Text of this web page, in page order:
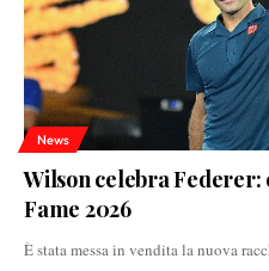
News
Wilson celebra Federer:
Fame 2026
È stata messa in vendita la nuova